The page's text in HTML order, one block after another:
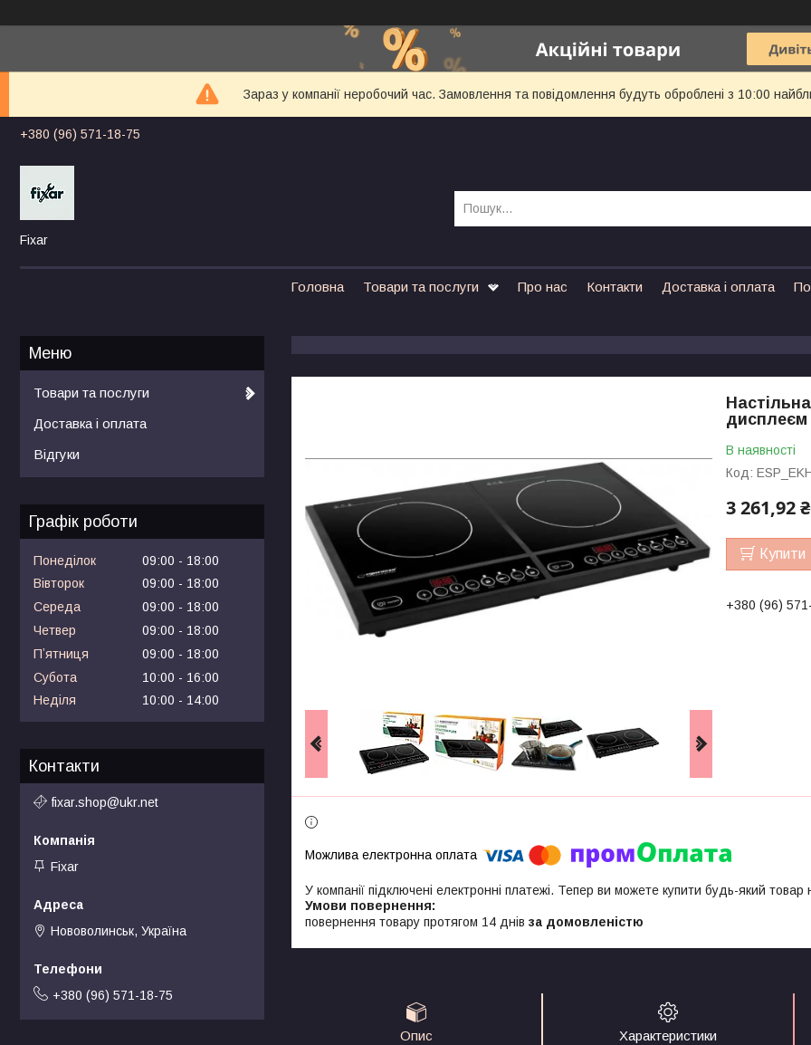
Зараз у компанії неробочий час. Замовлення та повідомлення будуть оброблені з 10:00
+380 (96) 571-18-75
Fixar
Головна Товари та послуги Про нас Контакти Доставка і оплата
дисплеєм
В наявності
Код:
3 261,92 ₴
Купити
+380 (96)
У компанії підключені електронні платежі. Тепер ви можете купити будь-який
повернення товару протягом 14 днів за домовленістю
Опис Характеристики
Товари та послуги
Доставка і оплата
Відгуки
Графік роботи
Понеділок 09:00
18:00
Вівторок
09:00
18:00
Середа
09:00
18:00
Четвер
09:00
18:00
Пʼятниця
09:00
18:00
Субота
10:00
16:00
Неділя
10:00 14:00
Контакти
fixar.shop@ukr.net
Fixar
Нововолинськ, Україна
+380 (96) 571-18-75